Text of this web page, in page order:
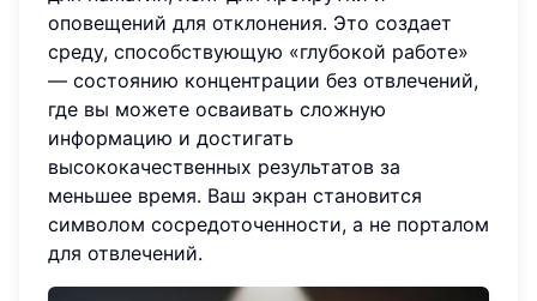
оповещений для отклонения. Это создает
среду, способствующую «глубокой работе»
— состоянию концентрации без отвлечений,
где вы можете осваивать сложную
информацию и достигать
высококачественных результатов за
меньшее время. Ваш экран становится
символом сосредоточенности, а не порталом
для отвлечений.